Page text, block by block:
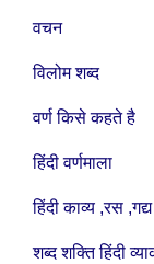
वचन
विलोम शब्द
वर्ण किसे कहते है
हिंदी वर्णमाला
हिंदी काव्य ,रस
शब्द शक्ति हिंदी